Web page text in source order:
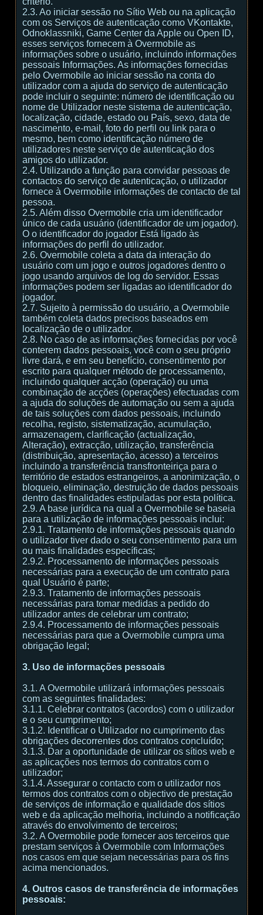
2.3. Ao iniciar sessão no Sítio Web ou na aplicação
com os Serviços de autenticação como VKontakte,
Odnoklassniki, Game Center da Apple ou Open ID,
esses serviços fornecem à Overmobile as
informações sobre o usuário, incluindo informações
pessoais Informações. As informações fornecidas
pelo Overmobile ao iniciar sessão na conta do
utilizador com a ajuda do serviço de autenticação
pode incluir o seguinte: número de identificação ou
nome de Utilizador neste sistema de autenticação,
localização, cidade, estado ou País, sexo, data de
nascimento, e-mail, foto do perfil ou link para o
mesmo, bem como identificação número de
utilizadores neste serviço de autenticação dos
amigos do utilizador.
2.4. Utilizando a função para convidar pessoas de
contactos do serviço de autenticação, o utilizador
fornece à Overmobile informações de contacto de tal
pessoa.
2.5. Além disso Overmobile cria um identificador
único de cada usuário (identificador de um jogador).
O o identificador do jogador Está ligado às
informações do perfil do utilizador.
2.6. Overmobile coleta a data da interação do
usuário com um jogo e outros jogadores dentro o
jogo usando arquivos de log do servidor. Essas
informações podem ser ligadas ao identificador do
jogador.
2.7. Sujeito à permissão do usuário, a Overmobile
também coleta dados precisos baseados em
localização de o utilizador.
2.8. No caso de as informações fornecidas por você
conterem dados pessoais, você com o seu próprio
livre dará, e em seu benefício, consentimento por
escrito para qualquer método de processamento,
incluindo qualquer acção (operação) ou uma
combinação de acções (operações) efectuadas com
a ajuda do soluções de automação ou sem a ajuda
de tais soluções com dados pessoais, incluindo
recolha, registo, sistematização, acumulação,
armazenagem, clarificação (actualização,
Alteração), extracção, utilização, transferência
(distribuição, apresentação, acesso) a terceiros
incluindo a transferência transfronteiriça para o
território de estados estrangeiros, a anonimização, o
bloqueio, eliminação, destruição de dados pessoais
dentro das finalidades estipuladas por esta política.
2.9. A base jurídica na qual a Overmobile se baseia
para a utilização de informações pessoais inclui:
2.9.1. Tratamento de informações pessoais quando
o utilizador tiver dado o seu consentimento para um
ou mais finalidades específicas;
2.9.2. Processamento de informações pessoais
necessárias para a execução de um contrato para
qual Usuário é parte;
2.9.3. Tratamento de informações pessoais
necessárias para tomar medidas a pedido do
utilizador antes de celebrar um contrato;
2.9.4. Processamento de informações pessoais
necessárias para que a Overmobile cumpra uma
obrigação legal;
3. Uso de informações pessoais
3.1. A Overmobile utilizará informações pessoais
com as seguintes finalidades:
3.1.1. Celebrar contratos (acordos) com o utilizador
e o seu cumprimento;
3.1.2. Identificar o Utilizador no cumprimento das
obrigações decorrentes dos contratos concluído;
3.1.3. Dar a oportunidade de utilizar os sítios web e
as aplicações nos termos do contratos com o
utilizador;
3.1.4. Assegurar o contacto com o utilizador nos
termos dos contratos com o objectivo de prestação
de serviços de informação e qualidade dos sítios
web e da aplicação melhoria, incluindo a notificação
através do envolvimento de terceiros;
3.2. A Overmobile pode fornecer aos terceiros que
prestam serviços à Overmobile com Informações
nos casos em que sejam necessárias para os fins
acima mencionados.
4. Outros casos de transferência de informações
pessoais: